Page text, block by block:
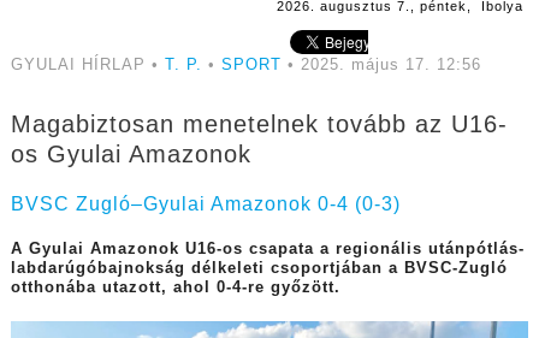
2026. augusztus 7., péntek, Ibolya
GYULAI HÍRLAP • T. P. • SPORT • 2025. május 17. 12:56
Magabiztosan menetelnek tovább az U16-
os Gyulai Amazonok
BVSC Zugló–Gyulai Amazonok 0-4 (0-3)
A Gyulai Amazonok U16-os csapata a regionális utánpótlás-
labdarúgóbajnokság délkeleti csoportjában a BVSC-Zugló
otthonába utazott, ahol 0-4-re győzött.